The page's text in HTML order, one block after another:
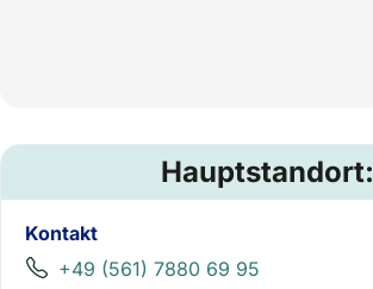
Hauptstandort:
Kontakt
+49 (561) 7880 69 95